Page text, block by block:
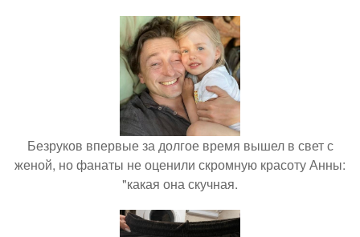
Безруков впервые за долгое время вышел в свет с
женой, но фанаты не оценили скромную красоту Анны:
"какая она скучная.